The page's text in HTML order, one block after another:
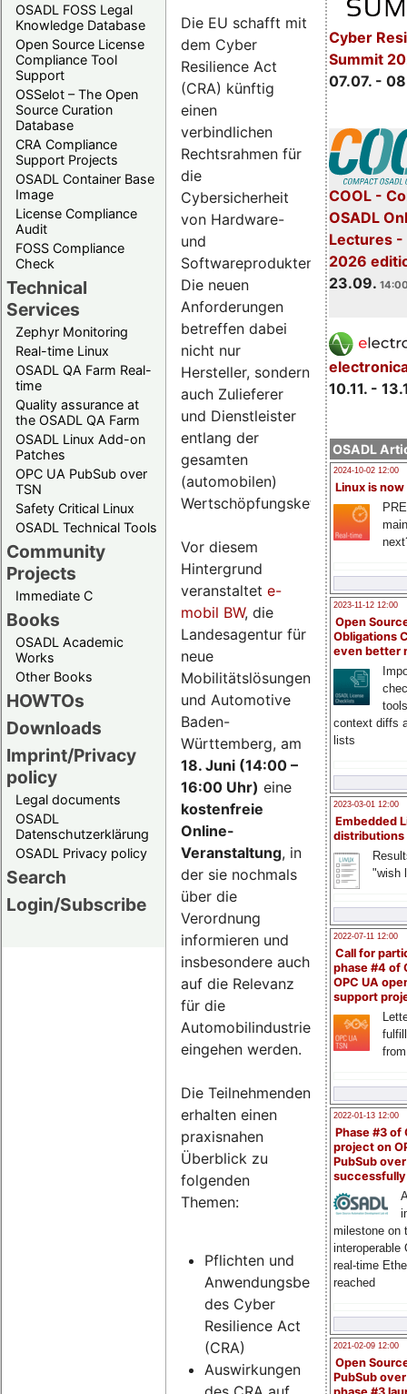
OSADL FOSS Legal
Knowledge Database
Open Source License
Compliance Tool
Support
OSSelot – The Open
Source Curation
Database
CRA Compliance
Support Projects
OSADL Container Base
Image
License Compliance
Audit
FOSS Compliance
Check
Technical
Services
Zephyr Monitoring
Real-time Linux
OSADL QA Farm Real-
time
Quality assurance at
the OSADL QA Farm
OSADL Linux Add-on
Patches
OPC UA PubSub over
TSN
Safety Critical Linux
OSADL Technical Tools
Community
Projects
Immediate C
Books
OSADL Academic
Works
Other Books
HOWTOs
Downloads
Imprint/Privacy
policy
Legal documents
OSADL
Datenschutzerklärung
OSADL Privacy policy
Search
Login/Subscribe
Cyber
Summit
07.07. -
COOL -
OSADL
Lectures -
2026
23.09.
10.11. -
OSADL
2024-10-02 12:00
Linux is now
2023-11-12 12:00
Open
Obligations
even better
context diffs
lists
2023-03-01 12:00
Embedded
distributions
"wish
2022-07-11 12:00
Call for
phase #4 of
OPC UA
support
2022-01-13 12:00
Phase #3 of
project on
PubSub over
milestone on
interoperable
real-time
reached
2021-02-09 12:00
Open
PubSub
Die EU schafft mit
dem Cyber
Resilience Act
(CRA) künftig
einen
verbindlichen
Rechtsrahmen für
die
Cybersicherheit
von Hardware-
und
Softwareprodukten.
Die neuen
Anforderungen
betreffen dabei
nicht nur
Hersteller, sondern
auch Zulieferer
und Dienstleister
entlang der
gesamten
(automobilen)
Wertschöpfungskette.
Vor diesem
Hintergrund
veranstaltet e-
mobil BW, die
Landesagentur für
neue
Mobilitätslösungen
und Automotive
Baden-
Württemberg, am
18. Juni (14:00 –
16:00 Uhr) eine
kostenfreie
Online-
Veranstaltung, in
der sie nochmals
über die
Verordnung
informieren und
insbesondere auch
auf die Relevanz
für die
Automobilindustrie
eingehen werden.
Die Teilnehmenden
erhalten einen
praxisnahen
Überblick zu
folgenden
Themen:
Pflichten und
Anwendungsbereich
des Cyber
Resilience Act
(CRA)
Auswirkungen